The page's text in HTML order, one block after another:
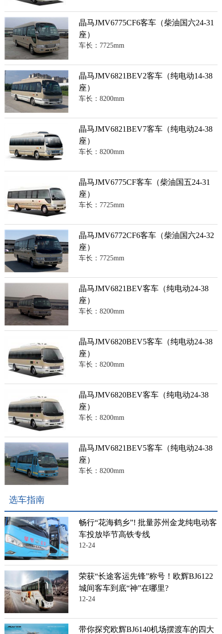
晶马JMV6775CF6客车（柴油国六24-31
座）
车长：7725mm
晶马JMV6821BEV2客车（纯电动14-38
座）
车长：8200mm
晶马JMV6821BEV7客车（纯电动24-38
座）
车长：8200mm
晶马JMV6775CF客车（柴油国五24-31
座）
车长：7725mm
晶马JMV6772CF6客车（柴油国六24-32
座）
车长：7725mm
晶马JMV6821BEV客车（纯电动24-38
座）
车长：8200mm
晶马JMV6820BEV5客车（纯电动24-38
座）
车长：8200mm
晶马JMV6820BEV客车（纯电动24-38
座）
车长：8200mm
晶马JMV6821BEV5客车（纯电动24-38
座）
车长：8200mm
选车指南
畅行“花海鹤乡”! 批量苏州金龙纯电动客
车投放毕节高铁专线
12-24
荣获“长途客运先锋”称号！欧辉BJ6122
城间客车到底“神”在哪里?
12-24
带你探究欧辉BJ6140机场摆渡车的四大